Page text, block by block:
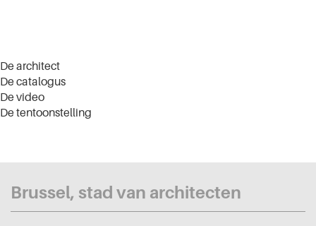
De architect
De catalogus
De video
De tentoonstelling
Brussel, stad van architecten